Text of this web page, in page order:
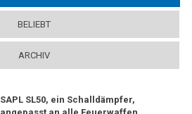
BELIEBT
ARCHIV
SAPL SL50, ein Schalldämpfer,